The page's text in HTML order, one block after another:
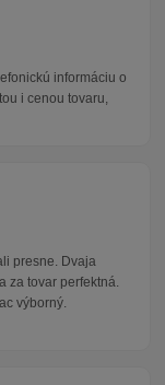
informáciu o
i cenou tovaru,
presne. Dvaja
za tovar perfektná.
výborný.